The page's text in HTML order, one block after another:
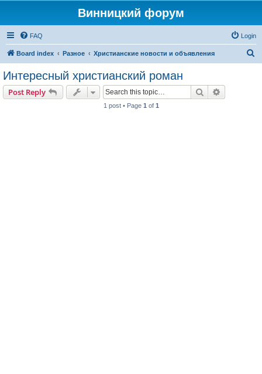
Винницкий форум
FAQ Login
Board index Разное Христианские новости и объявления
Интересный христианский роман
Post Reply Search
1 post • Page 1 of 1